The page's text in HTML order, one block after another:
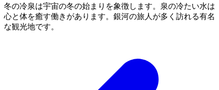
冬の冷泉は宇宙の冬の始まりを象徴します。泉の冷たい水は
心と体を癒す働きがあります。銀河の旅人が多く訪れる有名
な観光地です。